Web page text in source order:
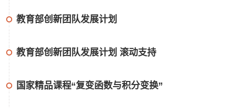
教育部创新团队发展计划
教育部创新团队发展计划 滚动支持
国家精品课程“复变函数与积分变换”